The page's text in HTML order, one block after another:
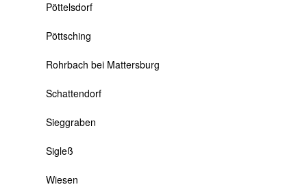
Pöttelsdorf
Pöttsching
Rohrbach bei Mattersburg
Schattendorf
Sieggraben
Sigleß
Wiesen